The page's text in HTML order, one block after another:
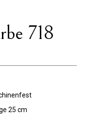
718
25 cm